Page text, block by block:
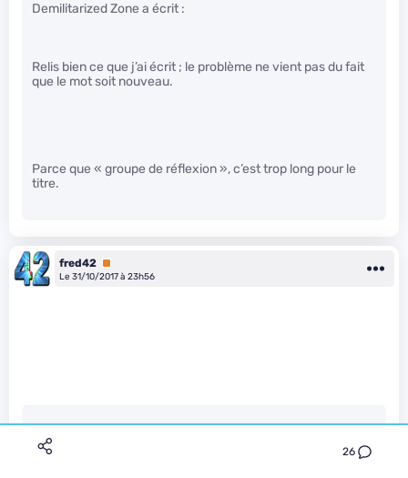
26
Demilitarized Zone a écrit :
Relis bien ce que j’ai écrit ; le problème ne vient pas du fait
que le mot soit nouveau.
Parce que « groupe de réflexion », c’est trop long pour le
titre.
fred42 Premium
Le 31/10/2017 à 23h56
Demilitarized Zone a écrit :